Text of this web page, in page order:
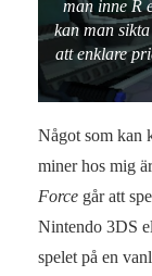
man inne R
kan man
att enklare
Något som kan
miner hos mig
Force går att
Nintendo 3DS
spelet på en